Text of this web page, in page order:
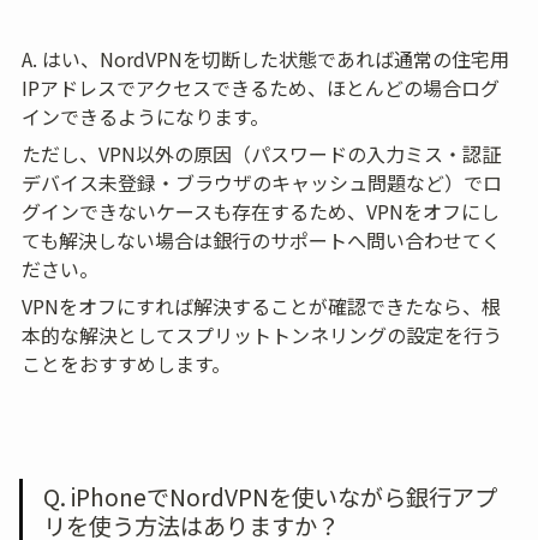
A. はい、NordVPNを切断した状態であれば通常の住宅用
IPアドレスでアクセスできるため、ほとんどの場合ログ
インできるようになります。
ただし、VPN以外の原因（パスワードの入力ミス・認証
デバイス未登録・ブラウザのキャッシュ問題など）でロ
グインできないケースも存在するため、VPNをオフにし
ても解決しない場合は銀行のサポートへ問い合わせてく
ださい。
VPNをオフにすれば解決することが確認できたなら、根
本的な解決としてスプリットトンネリングの設定を行う
ことをおすすめします。
Q. iPhoneでNordVPNを使いながら銀行アプ
リを使う方法はありますか？